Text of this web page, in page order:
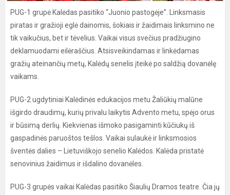
PUG-1 grupė Kalėdas pasitiko “Juonio pastogėje”. Linksmasis
piratas ir gražioji eglė dainomis, šokiais ir žaidimais linksmino ne
tik vaikučius, bet ir tėvelius. Vaikai visus svečius pradžiugino
deklamuodami eilėraščius. Atsisveikindamas ir linkėdamas
gražių ateinančių metų, Kalėdų senelis įteikė po saldžią dovanėlę
vaikams.
PUG-2 ugdytiniai Kalėdinės edukacijos metu Žaliūkių malūne
išgirdo draudimų, kurių privalu laikytis Advento metu, spėjo orus
ir būsimą derlių. Kiekvienas išmoko pasigaminti kūčiukų iš
gaspadinės paruoštos tešlos. Vaikai sulaukė ir linksmosios
šventės dalies – Lietuviškojo senelio Kalėdos. Kalėda pristatė
senovinius žaidimus ir išdalino dovanėles.
PUG-3 grupės vaikai Kalėdas pasitiko Šiaulių Dramos teatre. Čia jų